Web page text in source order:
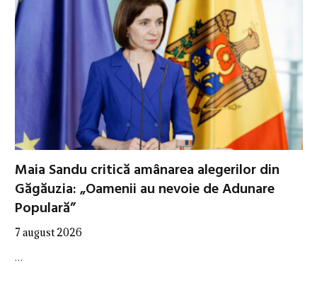
Maia Sandu critică amânarea alegerilor din
Găgăuzia: „Oamenii au nevoie de Adunare
Populară”
7 august 2026
…